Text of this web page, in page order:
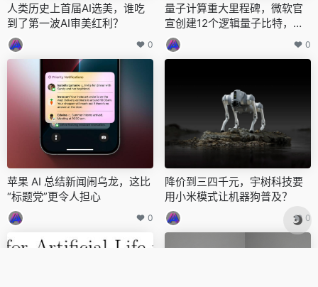
人类历史上首届AI选美，谁吃
到了第一波AI审美红利？
0
量子计算重大里程碑，微软官
宣创建12个逻辑量子比特，联
合AI首次破解化学难题
0
苹果 AI 总结新闻闹乌龙，这比
“标题党”更令人担心
0
降价到三四千元，宇树科技要
用小米模式让机器狗普及？
0